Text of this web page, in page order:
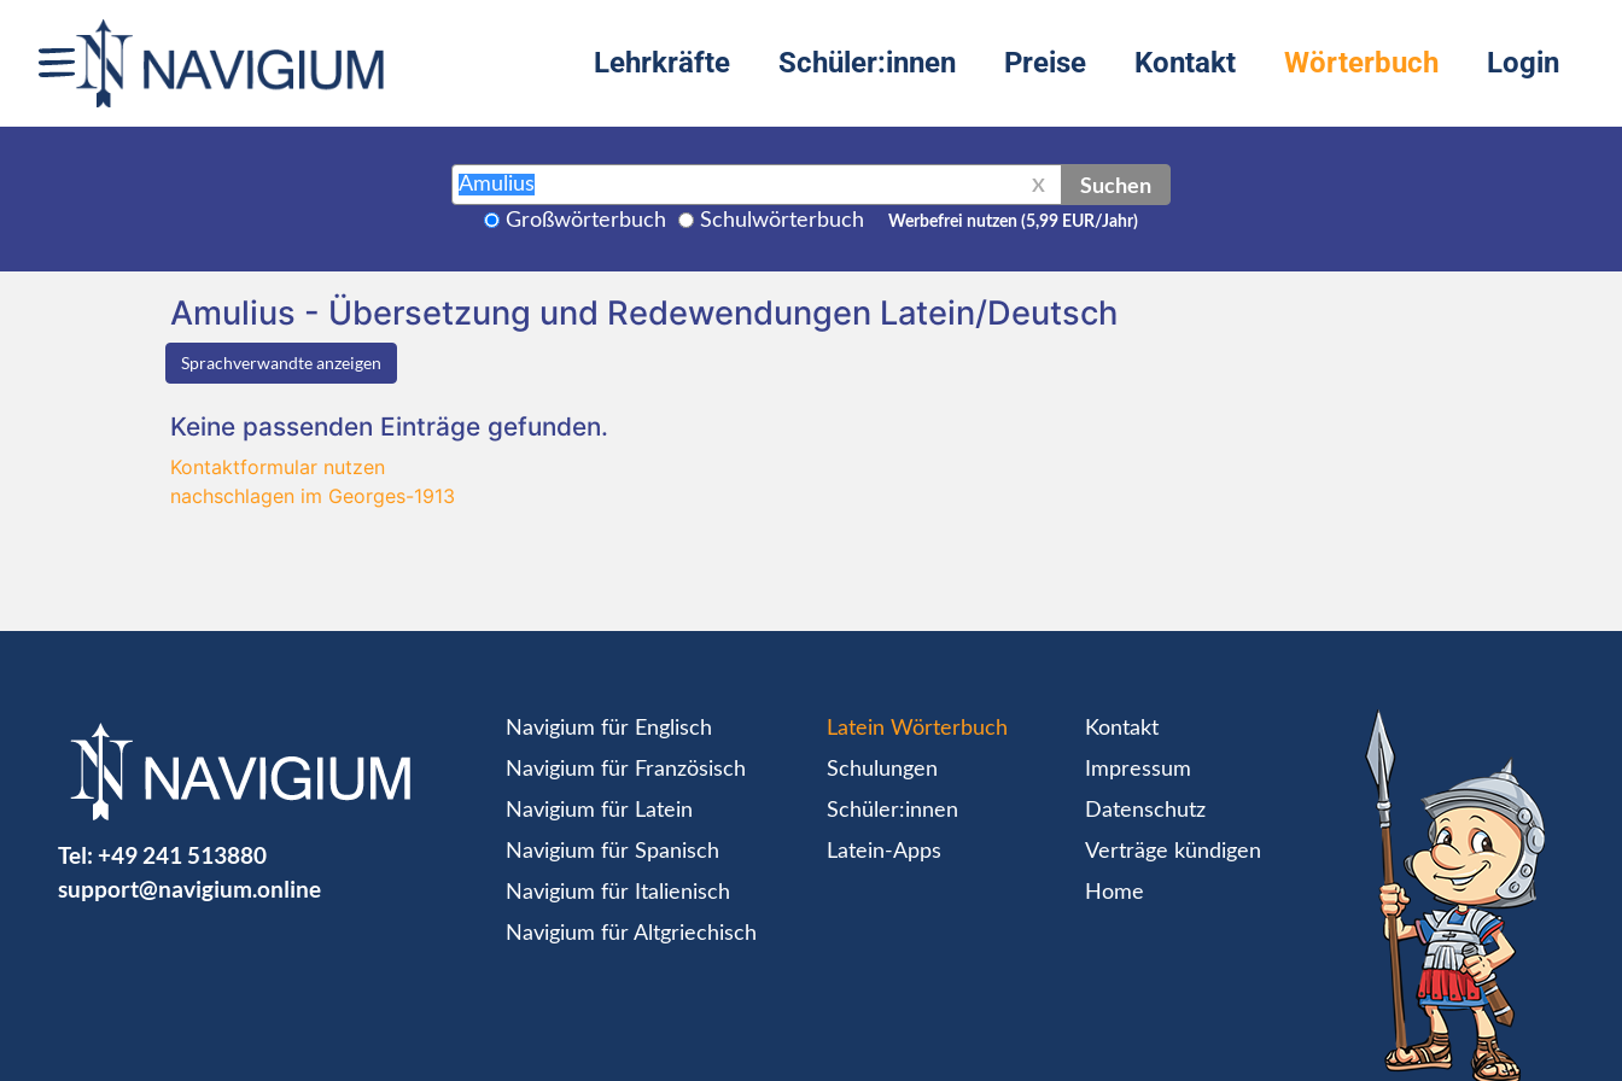
Lehrkräfte Schüler:innen Preise Kontakt Wörterbuch Login
X Suchen
Großwörterbuch Schulwörterbuch Werbefrei nutzen (5,99 EUR/Jahr)
Amulius - Übersetzung und Redewendungen Latein/Deutsch
Sprachverwandte anzeigen
Keine passenden Einträge gefunden.
Kontaktformular nutzen
nachschlagen im Georges-1913
Tel: +49 241 513880
support@navigium.online
Navigium für Englisch
Navigium für Französisch
Navigium für Latein
Navigium für Spanisch
Navigium für Italienisch
Navigium für Altgriechisch
Latein Wörterbuch
Schulungen
Schüler:innen
Latein-Apps
Kontakt
Impressum
Datenschutz
Verträge kündigen
Home